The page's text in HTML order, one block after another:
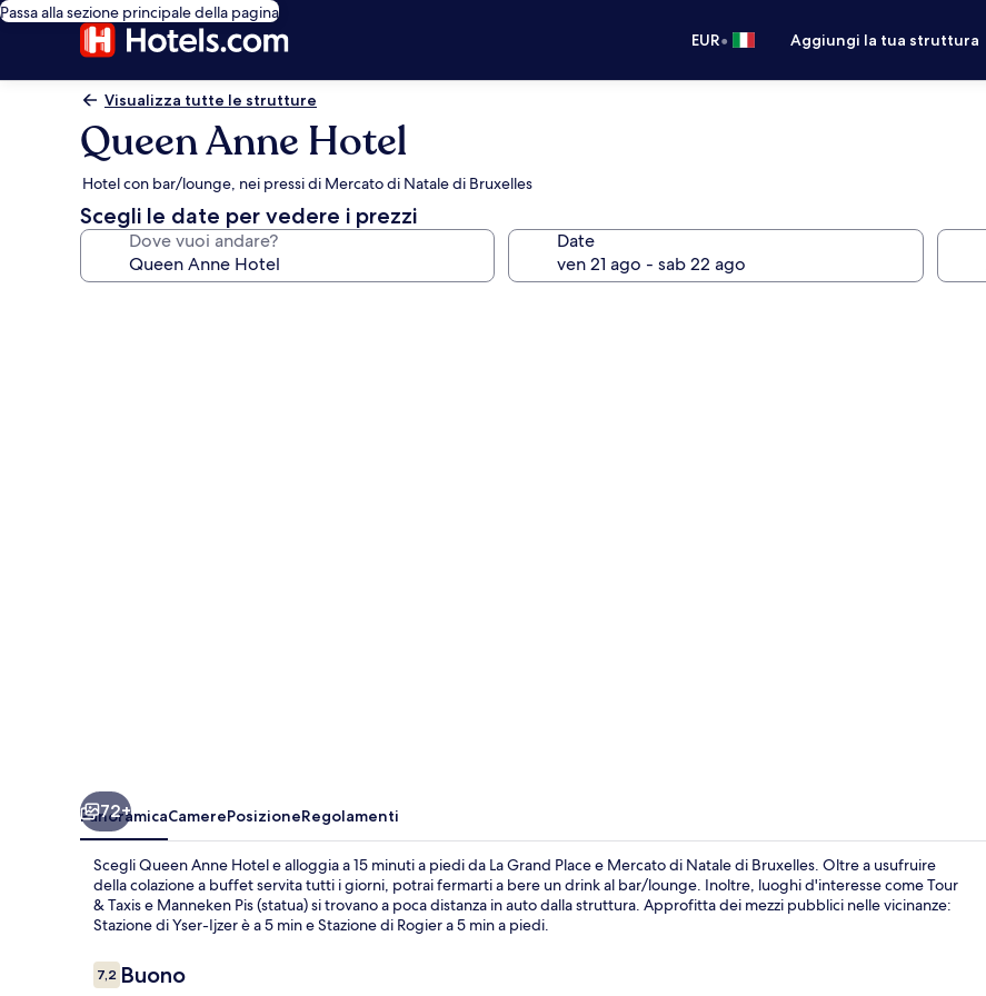
Passa alla sezione principale della pagina
EUR• Aggiungi la tua struttura
Visualizza tutte le strutture
Queen Anne Hotel
Hotel con bar/lounge, nei pressi di Mercato di Natale di Bruxelles
Scegli le date per vedere i prezzi
Dove vuoi andare? Date
72+
PanoramicaCamerePosizioneRegolamenti
Scegli Queen Anne Hotel e alloggia a 15 minuti a piedi da La Grand Place e Mercato di Natale di Bruxelles. Oltre a usufruire
della colazione a buffet servita tutti i giorni, potrai fermarti a bere un drink al bar/lounge. Inoltre, luoghi d'interesse come Tour
& Taxis e Manneken Pis (statua) si trovano a poca distanza in auto dalla struttura. Approfitta dei mezzi pubblici nelle vicinanze:
Stazione di Yser-Ijzer è a 5 min e Stazione di Rogier a 5 min a piedi.
Recensioni
7,27,2 su 10
Buono